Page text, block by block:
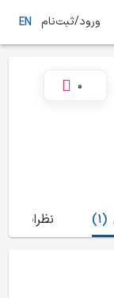
ورود/ثبت‌نام EN
0
(1) نظرات